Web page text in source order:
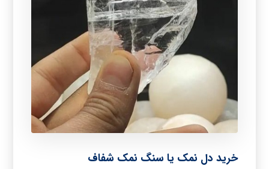
خرید دل نمک یا سنگ نمک شفاف